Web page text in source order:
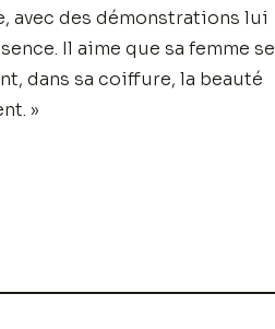
avec des démonstrations lui
Il aime que sa femme se
dans sa coiffure, la beauté
»